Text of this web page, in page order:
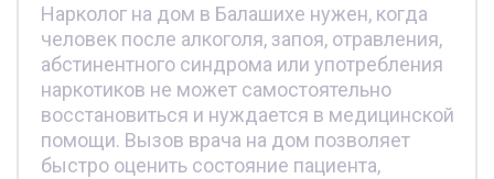
Нарколог на дом в Балашихе нужен, когда
человек после алкоголя, запоя, отравления,
абстинентного синдрома или употребления
наркотиков не может самостоятельно
восстановиться и нуждается в медицинской
помощи. Вызов врача на дом позволяет
быстро оценить состояние пациента,